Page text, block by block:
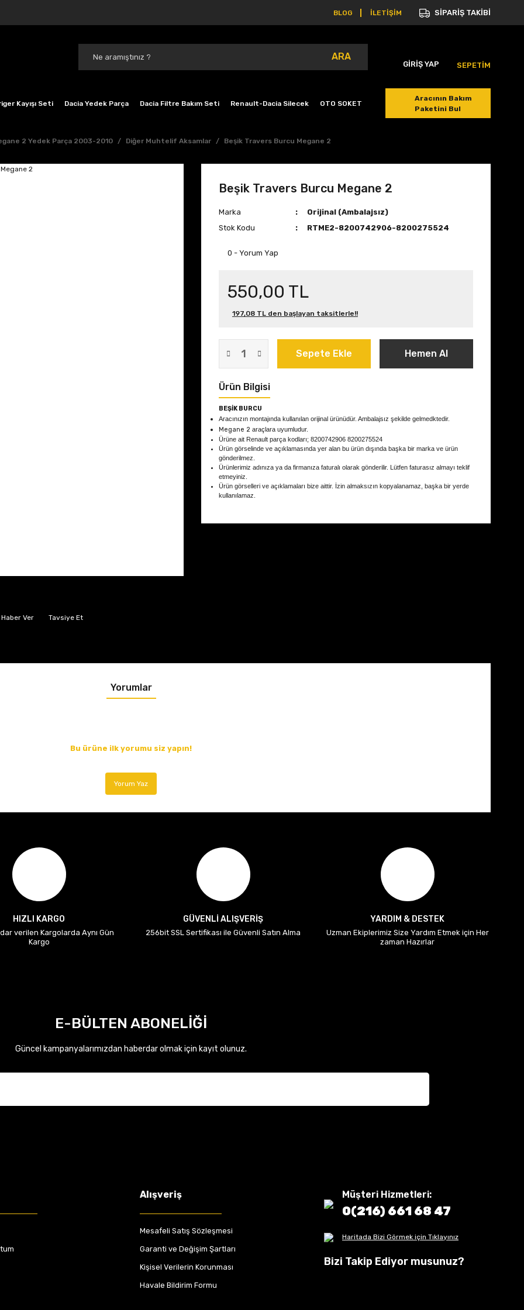
BLOG İLETİŞİM SİPARİŞ TAKİBİ
ARA
GİRİŞ YAP SEPETİM
Kayışı Seti Dacia Yedek Parça Dacia Filtre Bakım Seti Renault-Dacia Silecek OTO SOKET
Aracının Bakım
Paketini Bul
2 Yedek Parça 2003-2010 Diğer Muhtelif Aksamlar Beşik Travers Burcu Megane 2
Ver Tavsiye Et
Beşik Travers Burcu Megane 2
Marka
Orijinal (Ambalajsız)
Stok Kodu
RTME2-8200742906-8200275524
0 - Yorum Yap
550,00 TL
197,08 TL den başlayan taksitlerle!!
Sepete Ekle Hemen Al
Ürün Bilgisi
BEŞİK BURCU
Aracınızın montajında kullanılan orijinal ürünüdür. Ambalajsız şekilde gelmedktedir.
Megane 2 araçlara uyumludur.
Ürüne ait Renault parça kodları; 8200742906 8200275524
Ürün görselinde ve açıklamasında yer alan bu ürün dışında başka bir marka ve ürün
gönderilmez.
Ürünlerimiz adınıza ya da firmanıza faturalı olarak gönderilir. Lütfen faturasız almayı teklif
etmeyiniz.
Ürün görselleri ve açıklamaları bize aittir. İzin almaksızın kopyalanamaz, başka bir yerde
kullanılamaz.
Yorumlar
Bu ürüne ilk yorumu siz yapın!
Yorum Yaz
HIZLI KARGO
verilen Kargolarda Aynı Gün
Kargo
GÜVENLİ ALIŞVERİŞ
256bit SSL Sertifikası ile Güvenli Satın Alma
YARDIM & DESTEK
Uzman Ekiplerimiz Size Yardım Etmek için Her
zaman Hazırlar
E-BÜLTEN ABONELİĞİ
Güncel kampanyalarımızdan haberdar olmak için kayıt olunuz.
Alışveriş
Mesafeli Satış Sözleşmesi
Garanti ve Değişim Şartları
Kişisel Verilerin Korunması
Havale Bildirim Formu
Müşteri Hizmetleri:
0(216) 661 68 47
Haritada Bizi Görmek için Tıklayınız
Bizi Takip Ediyor musunuz?